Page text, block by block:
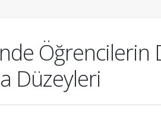
Öğrencilerin
Düzeyleri